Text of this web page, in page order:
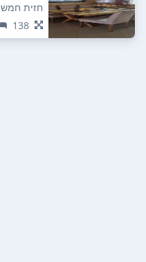
חזית חמש 15
138